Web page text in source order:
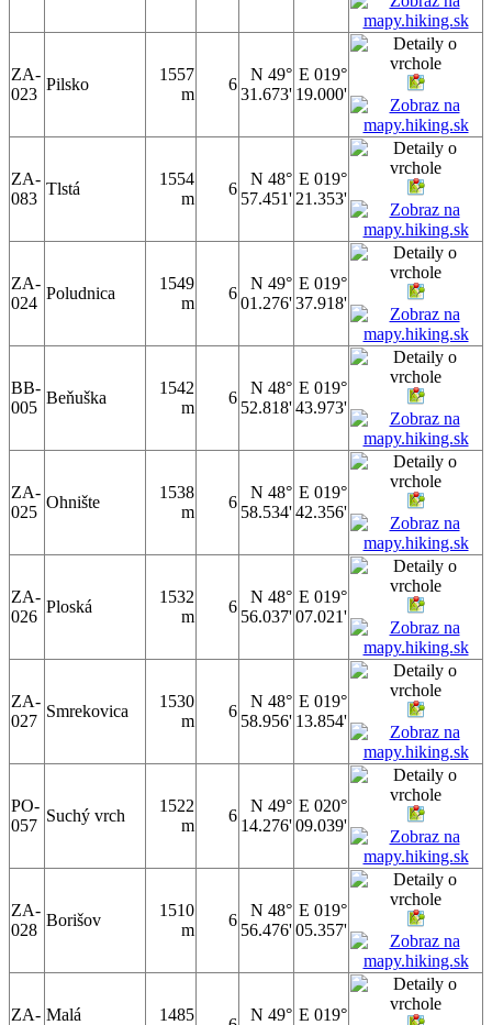
ZA-
023
Pilsko
1557
m
6
N 49°
31.673'
E 019°
19.000'
ZA-
083
Tlstá
1554
m
6
N 48°
57.451'
E 019°
21.353'
ZA-
024
Poludnica
1549
m
6
N 49°
01.276'
E 019°
37.918'
BB-
005
Beňuška
1542
m
6
N 48°
52.818'
E 019°
43.973'
ZA-
025
Ohnište
1538
m
6
N 48°
58.534'
E 019°
42.356'
ZA-
026
Ploská
1532
m
6
N 48°
56.037'
E 019°
07.021'
ZA-
027
Smrekovica
1530
m
6
N 48°
58.956'
E 019°
13.854'
PO-
057
Suchý vrch
1522
m
6
N 49°
14.276'
E 020°
09.039'
ZA-
028
Borišov
1510
m
6
N 48°
56.476'
E 019°
05.357'
ZA- Malá
1485
N 49° E 019°